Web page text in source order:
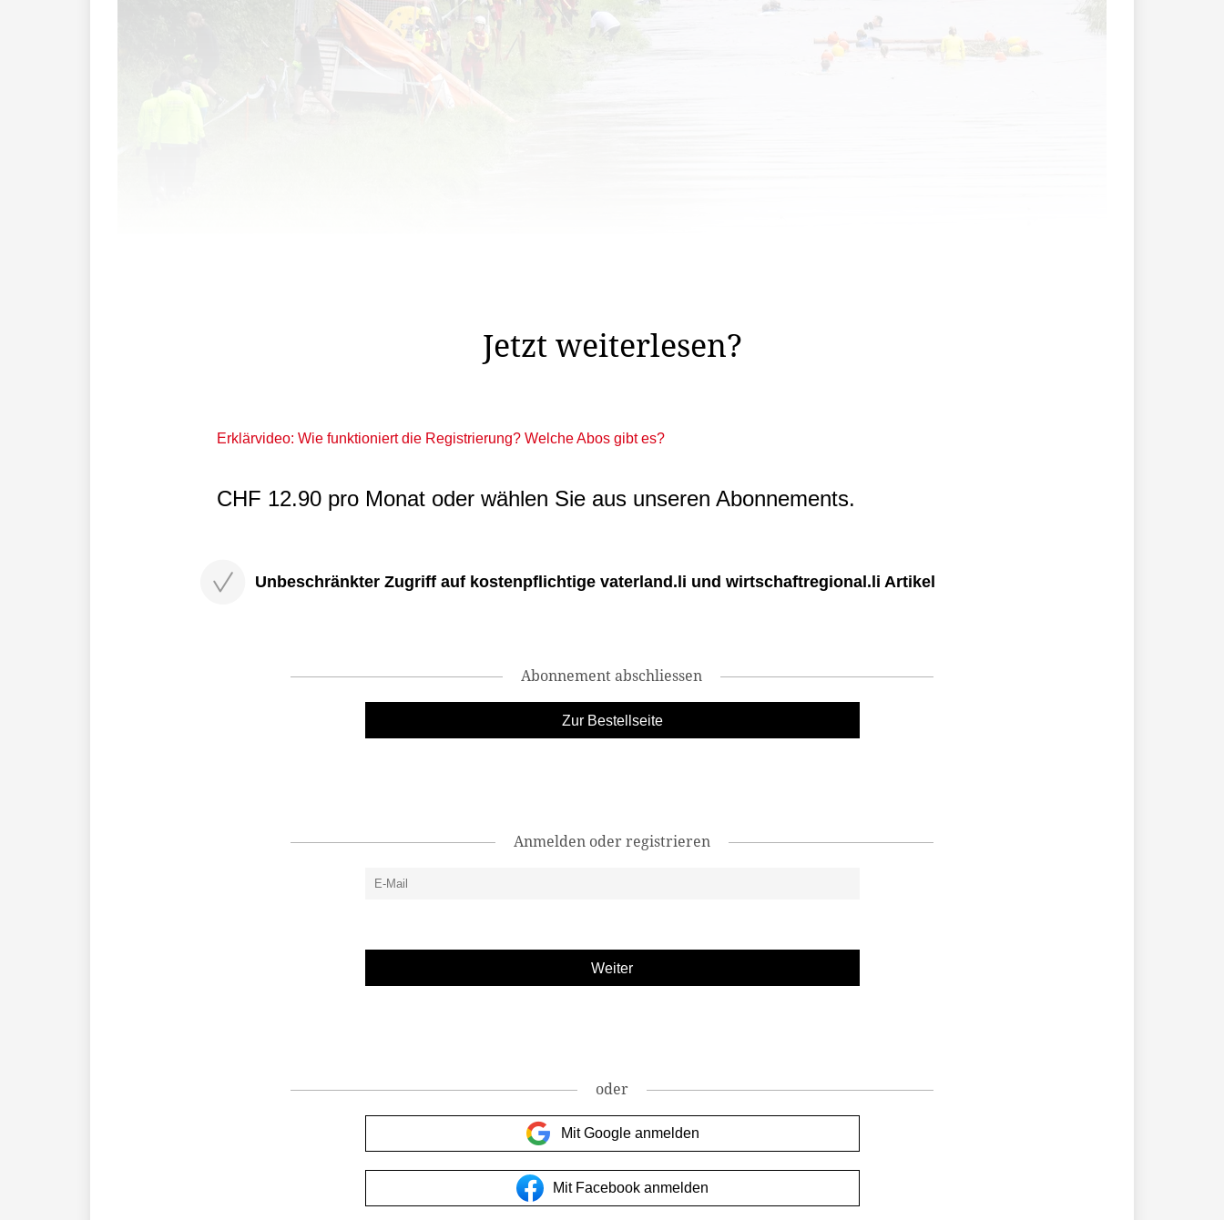
Jetzt weiterlesen?
Erklärvideo: Wie funktioniert die Registrierung? Welche Abos gibt es?
CHF 12.90 pro Monat oder wählen Sie aus unseren Abonnements.
Unbeschränkter Zugriff auf kostenpflichtige vaterland.li und wirtschaftregional.li Artikel
Abonnement abschliessen
Zur Bestellseite
Anmelden oder registrieren
oder
Mit Google anmelden
Mit Facebook anmelden